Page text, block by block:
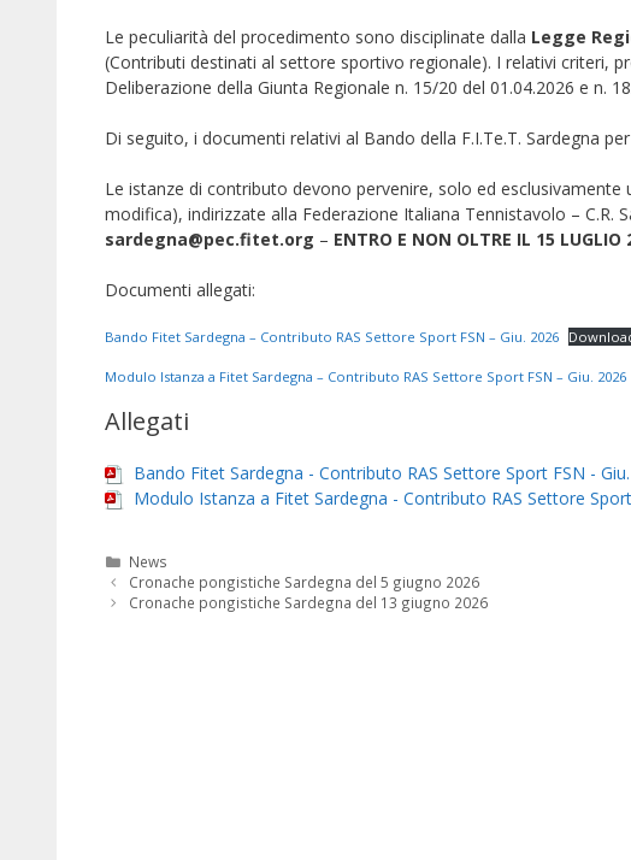
Le peculiarità del procedimento sono disciplinate dalla Legge
(Contributi destinati al settore sportivo regionale). I relativi criteri,
Deliberazione della Giunta Regionale n. 15/20 del 01.04.2026 e n.
Di seguito, i documenti relativi al Bando della F.I.Te.T. Sardegna
Le istanze di contributo devono pervenire, solo ed
modifica), indirizzate alla Federazione Italiana Tennistavolo – C.R.
sardegna@pec.fitet.org – ENTRO E NON OLTRE IL 15 LUGLIO
Documenti allegati:
Bando Fitet Sardegna – Contributo RAS Settore Sport FSN – Giu. 2026
Modulo Istanza a Fitet Sardegna – Contributo RAS Settore Sport FSN – Giu. 2026
Allegati
Bando Fitet Sardegna - Contributo RAS Settore Sport FSN -
Modulo Istanza a Fitet Sardegna - Contributo RAS Settore
Categorie
News
Cronache pongistiche Sardegna del 5 giugno 2026
Cronache pongistiche Sardegna del 13 giugno 2026